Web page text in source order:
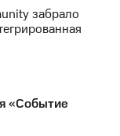
забрало
«Событие